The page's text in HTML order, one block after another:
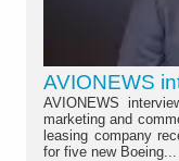
AVIONEWS
AVIONEWS
marketing and
leasing company
for five new Boeing...